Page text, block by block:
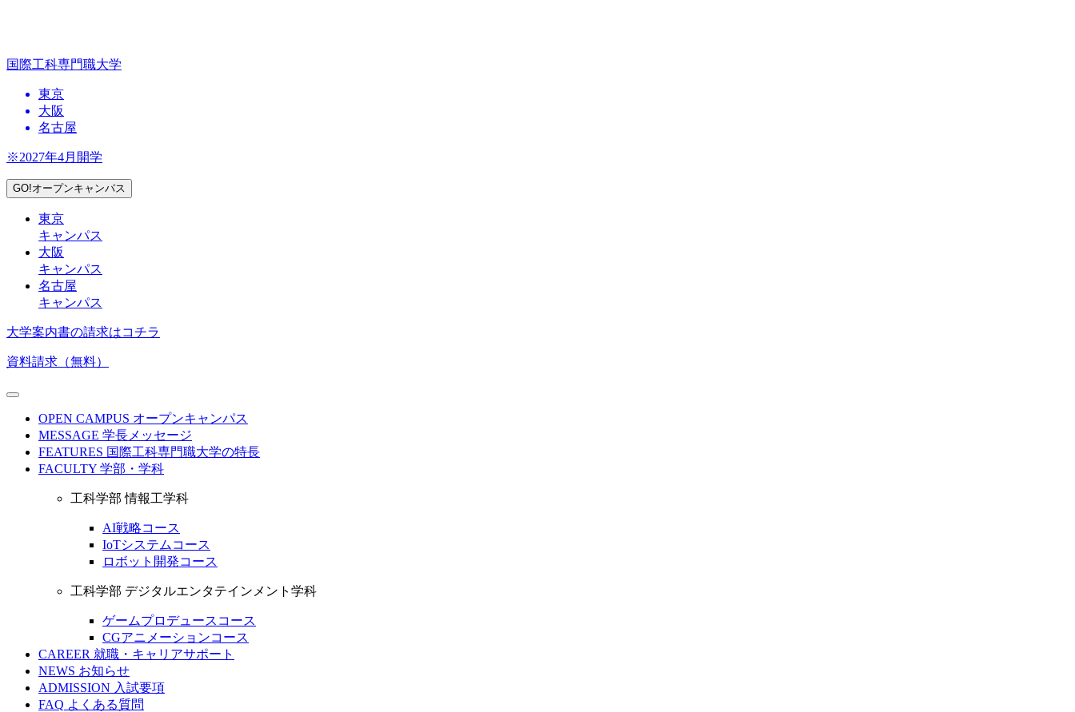
国際工科専門職大学
東京
大阪
名古屋
※2027年4月開学
GO!オープンキャンパス
東京
キャンパス
大阪
キャンパス
名古屋
キャンパス
大学案内書の請求はコチラ
資料請求（無料）
OPEN CAMPUS オープンキャンパス
MESSAGE 学長メッセージ
FEATURES 国際工科専門職大学の特長
FACULTY 学部・学科
工科学部 情報工学科
AI戦略コース
IoTシステムコース
ロボット開発コース
工科学部 デジタルエンタテインメント学科
ゲームプロデュースコース
CGアニメーションコース
CAREER 就職・キャリアサポート
NEWS お知らせ
ADMISSION 入試要項
FAQ よくある質問